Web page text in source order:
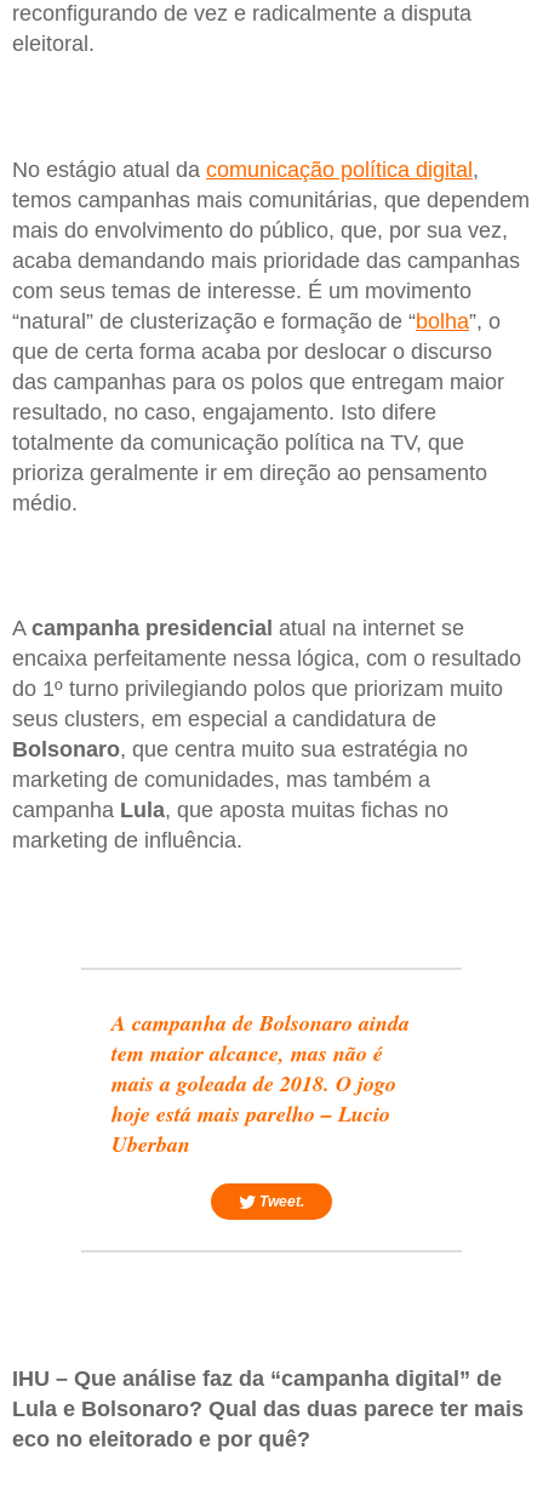
reconfigurando de vez e radicalmente a disputa
eleitoral.
No estágio atual da comunicação política digital,
temos campanhas mais comunitárias, que dependem
mais do envolvimento do público, que, por sua vez,
acaba demandando mais prioridade das campanhas
com seus temas de interesse. É um movimento
“natural” de clusterização e formação de “bolha”, o
que de certa forma acaba por deslocar o discurso
das campanhas para os polos que entregam maior
resultado, no caso, engajamento. Isto difere
totalmente da comunicação política na TV, que
prioriza geralmente ir em direção ao pensamento
médio.
A campanha presidencial atual na internet se
encaixa perfeitamente nessa lógica, com o resultado
do 1º turno privilegiando polos que priorizam muito
seus clusters, em especial a candidatura de
Bolsonaro, que centra muito sua estratégia no
marketing de comunidades, mas também a
campanha Lula, que aposta muitas fichas no
marketing de influência.
A campanha de Bolsonaro ainda
tem maior alcance, mas não é
mais a goleada de 2018. O jogo
hoje está mais parelho – Lucio
Uberban
Tweet.
IHU – Que análise faz da “campanha digital” de
Lula e Bolsonaro? Qual das duas parece ter mais
eco no eleitorado e por quê?